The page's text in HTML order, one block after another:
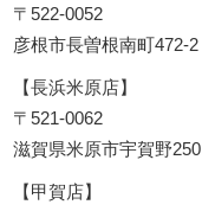
〒522-0052
彦根市長曽根南町472-2
【長浜米原店】
〒521-0062
滋賀県米原市宇賀野250
【甲賀店】